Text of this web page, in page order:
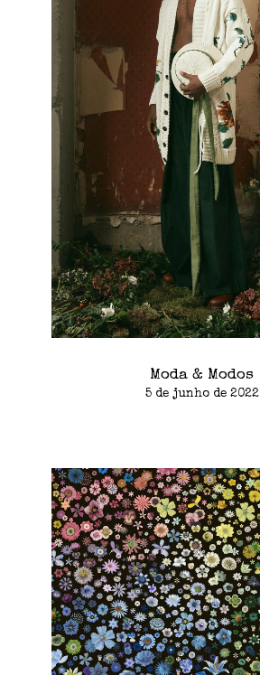
Moda & Modos
5 de junho de 2022